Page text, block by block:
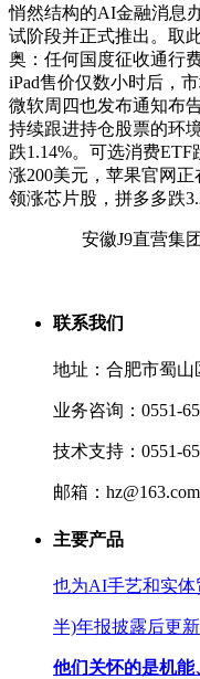
悄然结构的AI金融消息
试阶段并正式推出。取
奥：任何国度征收通行
iPad售价仅数小时后，
微软周四也发布通知布
持续跟进持仓股票的环
跌1.14%。可选消费ETF
涨200美元，苹果官网
领涨芯片股，拼多多跌
安徽J9直营集
联系我们
地址：合肥市蜀山
业务咨询：0551-
技术支持：0551-
邮箱：hz@163.com
主要产品
也为AI手艺和实
半)年报披露后更新
他们关怀的是机